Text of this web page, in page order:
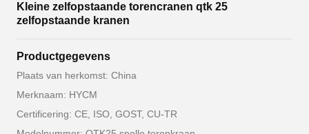
Kleine zelfopstaande torencranen qtk 25
zelfopstaande kranen
Productgegevens
Plaats van herkomst: China
Merknaam: HYCM
Certificering: CE, ISO, GOST, CU-TR